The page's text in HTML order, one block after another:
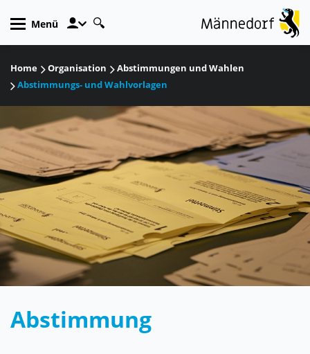
Kopfzeile
Menü
Home Organisation
Abstimmungen und Wahlen
Abstimmungs- und Wahlvorlagen
Abstimmung